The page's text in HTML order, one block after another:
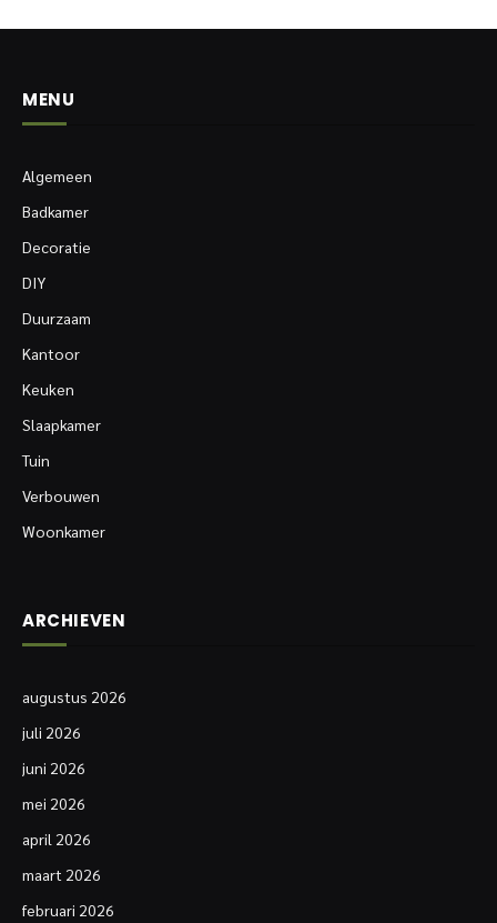
MENU
Algemeen
Badkamer
Decoratie
DIY
Duurzaam
Kantoor
Keuken
Slaapkamer
Tuin
Verbouwen
Woonkamer
ARCHIEVEN
augustus 2026
juli 2026
juni 2026
mei 2026
april 2026
maart 2026
februari 2026